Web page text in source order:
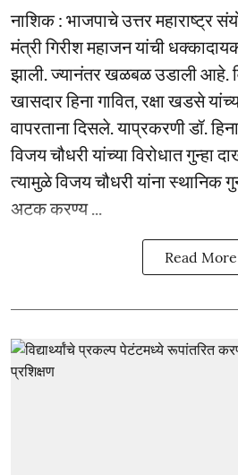
नाशिक : भाजपाचे उत्तर महाराष्ट्र
मंत्री गिरीश महाजन यांची
झाली. ज्यानंतर खळबळ उडाली आहे.
खासदार हिना गावित, रक्षा खडसे
वापरताना दिसले. याप्रकरणी डॉ.
विजय चौधरी यांच्या विरोधात गुन्हा
त्यामुळे विजय चौधरी यांना
अटक करण्य ...
Read More